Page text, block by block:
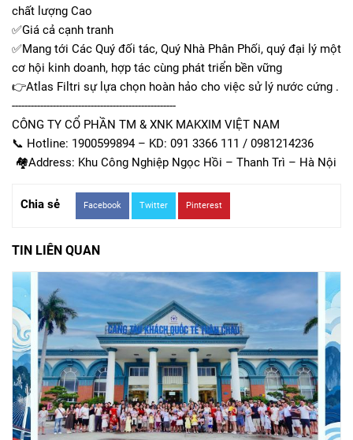
chất lượng Cao
✅Giá cả cạnh tranh
✅Mang tới Các Quý đối tác, Quý Nhà Phân Phối, quý đại lý một
cơ hội kinh doanh, hợp tác cùng phát triển bền vững
👉Atlas Filtri sự lựa chọn hoàn hảo cho việc sử lý nước cứng .
----------------------------------------------------
CÔNG TY CỔ PHẦN TM & XNK MAKXIM VIỆT NAM
📞 Hotline: 1900599894 – KD: 091 3366 111 / 0981214236
🏘Address: Khu Công Nghiệp Ngọc Hồi – Thanh Trì – Hà Nội
Chia sẻ Facebook Twitter Pinterest
TIN LIÊN QUAN